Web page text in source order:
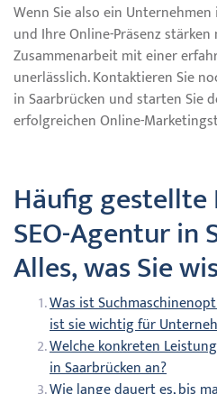
Wenn Sie also ein
und Ihre Online-Präsenz
Zusammenarbeit mit einer
unerlässlich. Kontaktieren Sie
in Saarbrücken und starten Sie
erfolgreichen Online-
Häufig gestellte
SEO-Agentur in
Alles, was Sie
Was ist
ist sie wichtig für
Welche konkreten
in Saarbrücken an?